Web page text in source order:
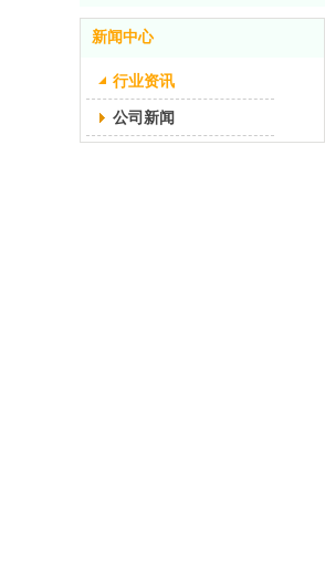
新闻中心
行业资讯
公司新闻